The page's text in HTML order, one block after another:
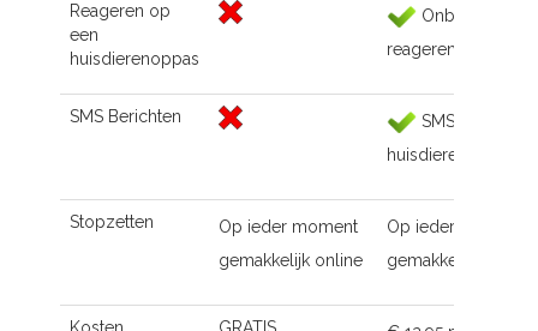
Reageren op
een
huisdierenoppas
Onbeperkt
reageren
SMS Berichten
SMS naar de
huisdierenoppas
Stopzetten
Op ieder moment
gemakkelijk online
Op ieder moment
gemakkelijk online